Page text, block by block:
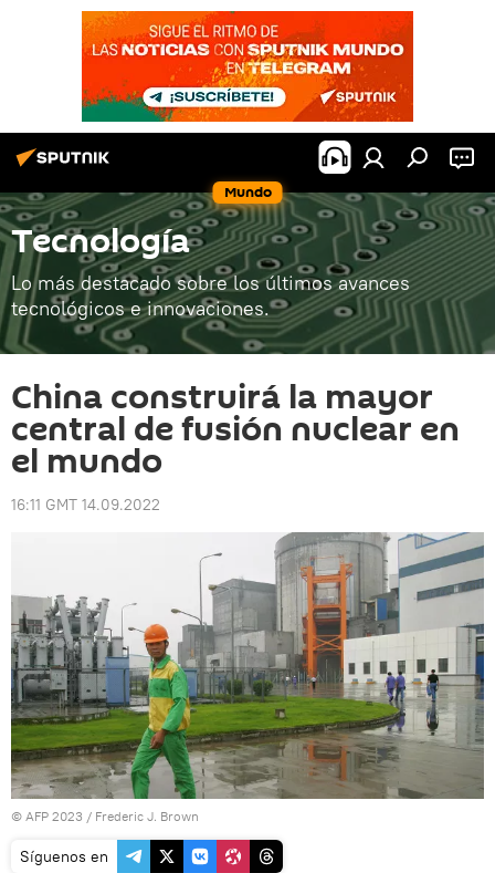
Mundo
Tecnología
Lo más destacado sobre los últimos avances
tecnológicos e innovaciones.
China construirá la mayor
central de fusión nuclear en
el mundo
16:11 GMT 14.09.2022
© AFP 2023 / Frederic J. Brown
Síguenos en